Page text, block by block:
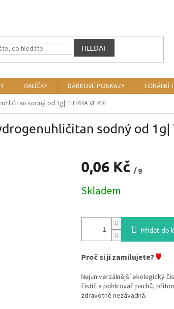
HLEDAT
BALÍČKY DÁRKOVÉ POUKAZY LOKÁLNÍ
sodný od 1g| TIERRA VERDE
sodný od 1g|
0,06 Kč / g
cena:
Skladem
Přidat do
Proč si ji zamilujete?♥
Nejuniverzálnější ekologický
čistič a pohlcovač pachů,
zdravotně nezávadná.